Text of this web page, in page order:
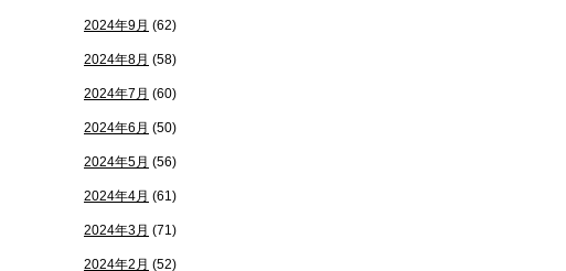
2024年9月 (62)
2024年8月 (58)
2024年7月 (60)
2024年6月 (50)
2024年5月 (56)
2024年4月 (61)
2024年3月 (71)
2024年2月 (52)